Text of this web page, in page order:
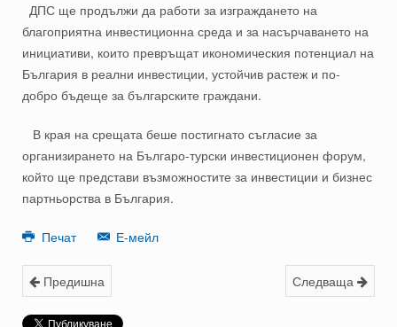
ДПС ще продължи да работи за изграждането на
благоприятна инвестиционна среда и за насърчаването на
инициативи, които превръщат икономическия потенциал на
България в реални инвестиции, устойчив растеж и по-
добро бъдеще за българските граждани.
В края на срещата беше постигнато съгласие за
организирането на Българо-турски инвестиционен форум,
който ще представи възможностите за инвестиции и бизнес
партньорства в България.
Печат Е-мейл
Предишна Следваща